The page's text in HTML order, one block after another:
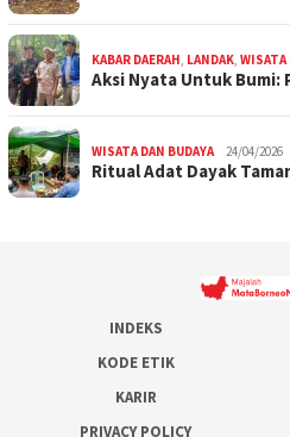
KABAR DAERAH, LANDAK, WISATA
Aksi Nyata Untuk Bumi:
WISATA DAN BUDAYA 24/04/2026
Ritual Adat Dayak
INDEKS
KODE ETIK
KARIR
PRIVACY POLICY